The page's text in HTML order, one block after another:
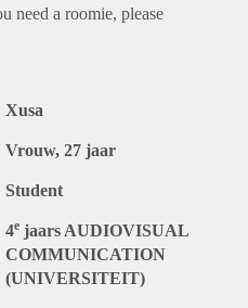
need a roomie, please
Xusa
Vrouw, 27 jaar
Student
4e jaars AUDIOVISUAL
COMMUNICATION
(UNIVERSITEIT)